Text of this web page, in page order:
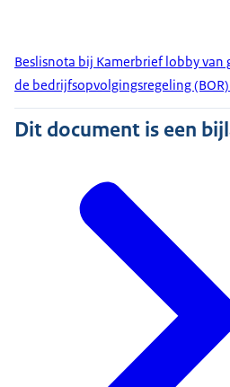
Beslisnota bij Kamerbrief lobby
de bedrijfsopvolgingsregeling
Dit document is een